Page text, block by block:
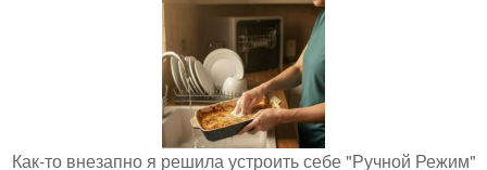
Как-то внезапно я решила устроить себе "Ручной Режим"